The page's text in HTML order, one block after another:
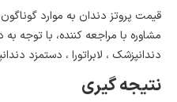
قیمت پروتز دندان به موارد
مشاوره با مراجعه کننده، با توجه
دندانپزشک ، لابراتورا ، دستمزد
نتیجه گیری